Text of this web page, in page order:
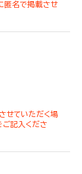
匿名で掲載させ
せていただく場
ご記入くださ